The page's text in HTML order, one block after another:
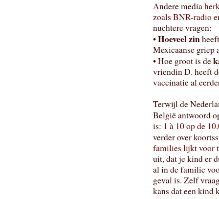
Andere media
zoals BNR-radio
nuchtere vragen:
•Hoeveel zin
Mexicaanse griep
• Hoe groot is de
vriendin D. heeft
vaccinatie al
Terwijl de
België antwoord
is: 1 à 10 op de
verder over
families lijkt voor
uit, dat je kind er
al in de familie
geval is. Zelf
kans dat een kind